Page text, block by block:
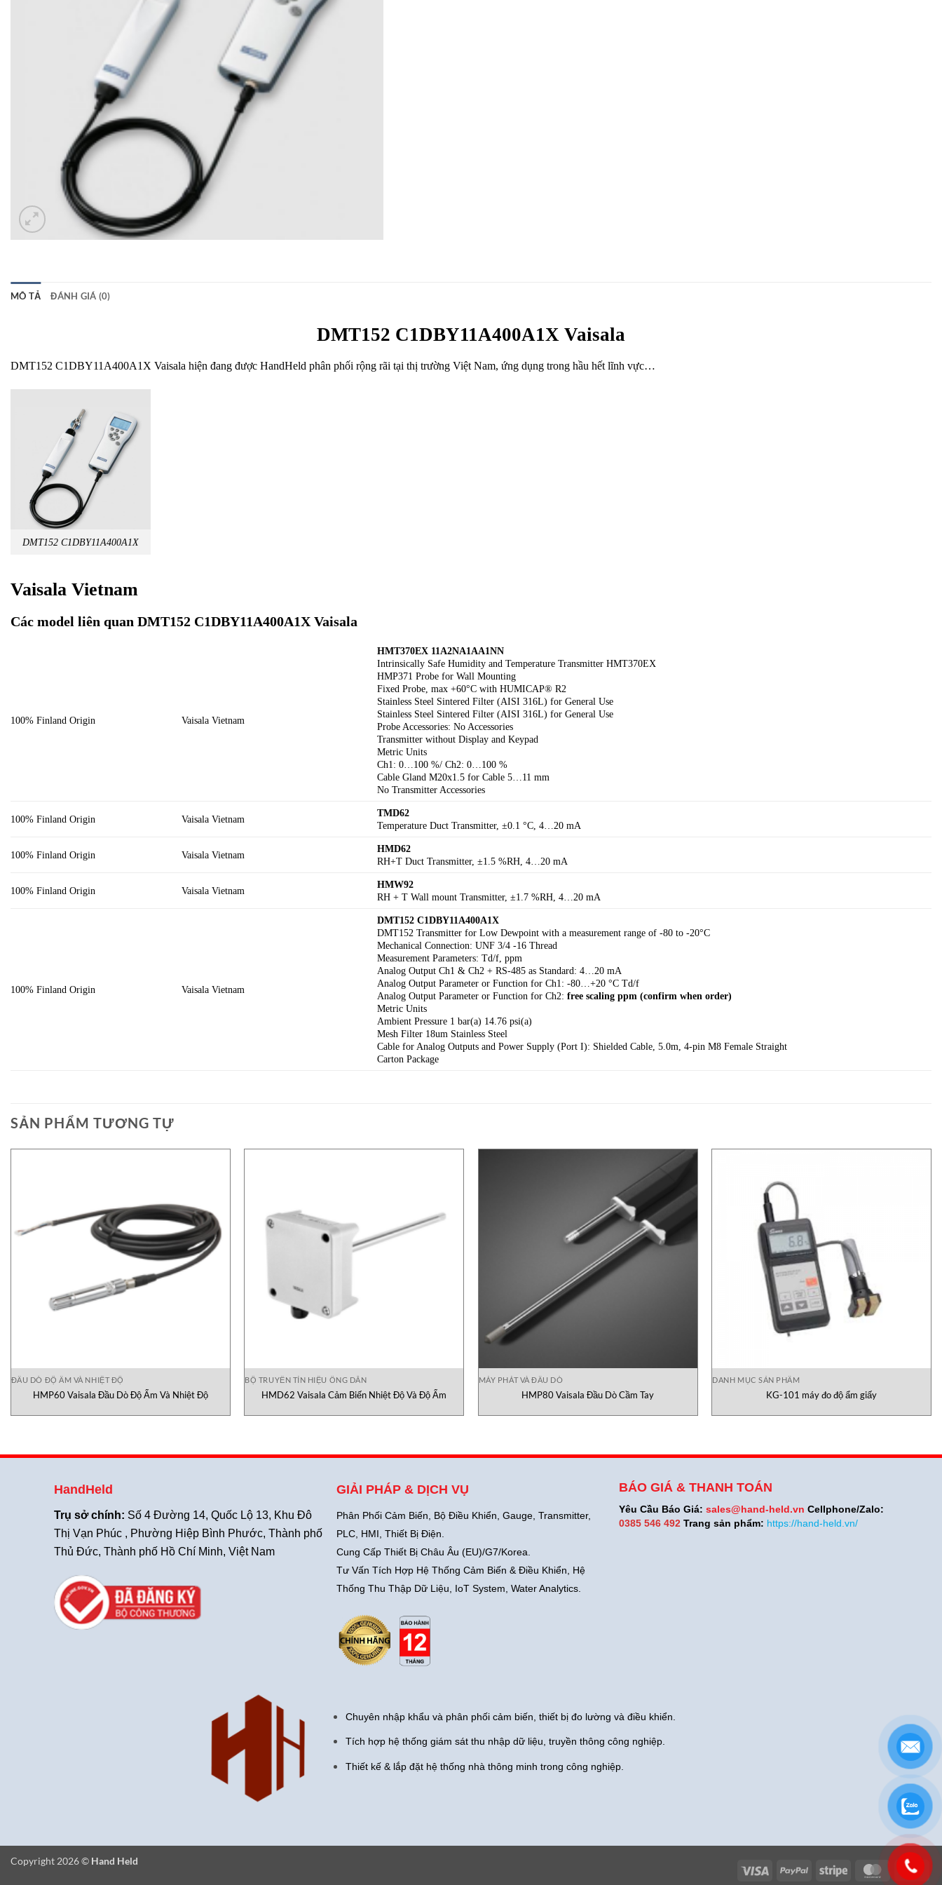
MÔ TẢ ĐÁNH GIÁ (0)
DMT152 C1DBY11A400A1X Vaisala
DMT152 C1DBY11A400A1X Vaisala hiện đang được HandHeld phân phối rộng rãi tại thị trường Việt Nam, ứng dụng trong hầu hết lĩnh vực…
DMT152 C1DBY11A400A1X
Vaisala Vietnam
Các model liên quan DMT152 C1DBY11A400A1X Vaisala
100% Finland Origin Vaisala Vietnam
HMT370EX 11A2NA1AA1NN
Intrinsically Safe Humidity and Temperature Transmitter HMT370EX
HMP371 Probe for Wall Mounting
Fixed Probe, max +60°C with HUMICAP® R2
Stainless Steel Sintered Filter (AISI 316L) for General Use
Stainless Steel Sintered Filter (AISI 316L) for General Use
Probe Accessories: No Accessories
Transmitter without Display and Keypad
Metric Units
Ch1: 0…100 %/ Ch2: 0…100 %
Cable Gland M20x1.5 for Cable 5…11 mm
No Transmitter Accessories
100% Finland Origin Vaisala Vietnam
TMD62
Temperature Duct Transmitter, ±0.1 °C, 4…20 mA
100% Finland Origin Vaisala Vietnam
HMD62
RH+T Duct Transmitter, ±1.5 %RH, 4…20 mA
100% Finland Origin Vaisala Vietnam
HMW92
RH + T Wall mount Transmitter, ±1.7 %RH, 4…20 mA
100% Finland Origin Vaisala Vietnam
DMT152 C1DBY11A400A1X
DMT152 Transmitter for Low Dewpoint with a measurement range of -80 to -20°C
Mechanical Connection: UNF 3/4 -16 Thread
Measurement Parameters: Td/f, ppm
Analog Output Ch1 & Ch2 + RS-485 as Standard: 4…20 mA
Analog Output Parameter or Function for Ch1: -80…+20 °C Td/f
Analog Output Parameter or Function for Ch2:free scaling ppm (confirm when order)
Metric Units
Ambient Pressure 1 bar(a) 14.76 psi(a)
Mesh Filter 18um Stainless Steel
Cable for Analog Outputs and Power Supply (Port I): Shielded Cable, 5.0m, 4-pin M8 Female Straight
Carton Package
SẢN PHẨM TƯƠNG TỰ
ĐẦU DÒ ĐỘ ẨM VÀ NHIỆT ĐỘ
HMP60 Vaisala Đầu Dò Độ Ẩm Và Nhiệt Độ
BỘ TRUYỀN TÍN HIỆU ỐNG DẪN
HMD62 Vaisala Cảm Biến Nhiệt Độ Và Độ Ẩm
MÁY PHÁT VÀ ĐẦU DÒ
HMP80 Vaisala Đầu Dò Cầm Tay
DANH MỤC SẢN PHẨM
KG-101 máy đo độ ẩm giấy
HandHeld
Trụ sở chính: Số 4 Đường 14, Quốc Lộ 13, Khu Đô
Thị Vạn Phúc , Phường Hiệp Bình Phước, Thành phố
Thủ Đức, Thành phố Hồ Chí Minh, Việt Nam
GIẢI PHÁP & DỊCH VỤ
Phân Phối Cảm Biến, Bộ Điều Khiển, Gauge, Transmitter,
PLC, HMI, Thiết Bị Điện.
Cung Cấp Thiết Bị Châu Âu (EU)/G7/Korea.
Tư Vấn Tích Hợp Hệ Thống Cảm Biến & Điều Khiển, Hệ
Thống Thu Thập Dữ Liệu, IoT System, Water Analytics.
BÁO GIÁ & THANH TOÁN
Yêu Cầu Báo Giá: sales@hand-held.vn Cellphone/Zalo:
0385 546 492Trang sản phẩm: https://hand-held.vn/
Chuyên nhập khẩu và phân phối cảm biến, thiết bị đo lường và điều khiển.
Tích hợp hệ thống giám sát thu nhập dữ liệu, truyền thông công nghiệp.
Thiết kế & lắp đặt hệ thống nhà thông minh trong công nghiệp.
Visa PayPal Stripe MasterCard
Copyright 2026 © Hand Held